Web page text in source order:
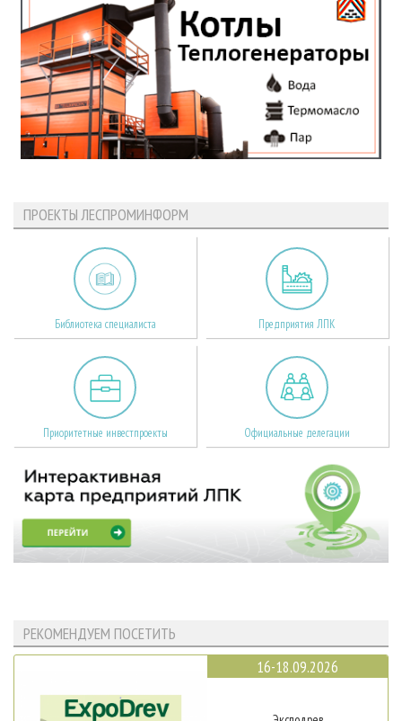
ПРОЕКТЫ ЛЕСПРОМИНФОРМ
Библиотека специалиста Предприятия ЛПК
Приоритетные инвестпроекты Официальные делегации
РЕКОМЕНДУЕМ ПОСЕТИТЬ
16-18.09.2026